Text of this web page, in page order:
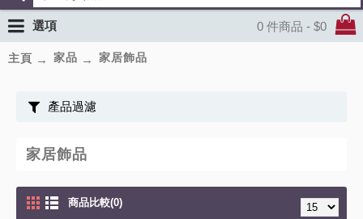
0 件商品 - $0
選項
主頁 家品 家居飾品
產品過濾
家居飾品
商品比較(0)